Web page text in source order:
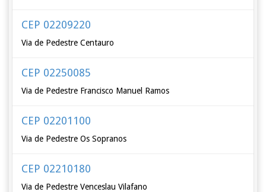
CEP 02209220
Via de Pedestre Centauro
CEP 02250085
Via de Pedestre Francisco Manuel Ramos
CEP 02201100
Via de Pedestre Os Sopranos
CEP 02210180
Via de Pedestre Venceslau Vilafano